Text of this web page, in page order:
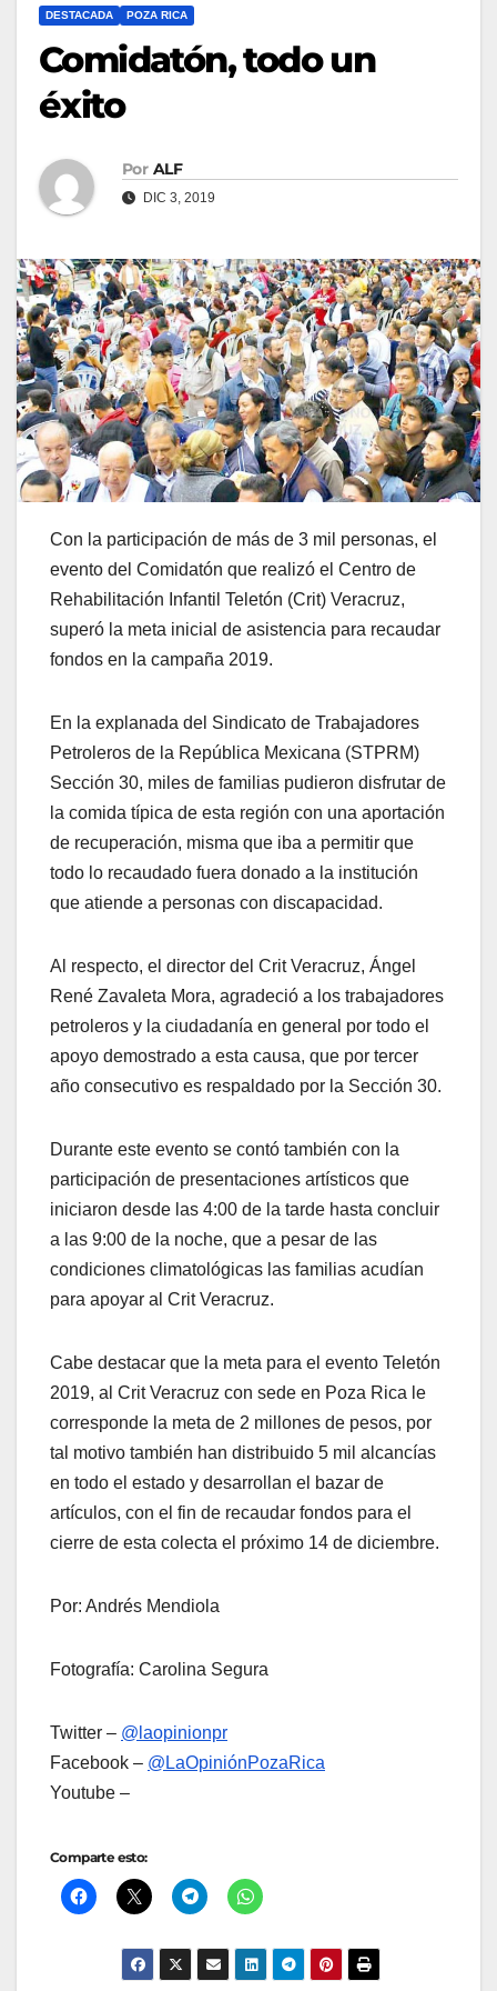
DESTACADA POZA RICA
Comidatón, todo un
éxito
Por ALF
DIC 3, 2019
Con la participación de más de 3 mil personas, el
evento del Comidatón que realizó el Centro de
Rehabilitación Infantil Teletón (Crit) Veracruz,
superó la meta inicial de asistencia para recaudar
fondos en la campaña 2019.
En la explanada del Sindicato de Trabajadores
Petroleros de la República Mexicana (STPRM)
Sección 30, miles de familias pudieron disfrutar de
la comida típica de esta región con una aportación
de recuperación, misma que iba a permitir que
todo lo recaudado fuera donado a la institución
que atiende a personas con discapacidad.
Al respecto, el director del Crit Veracruz, Ángel
René Zavaleta Mora, agradeció a los trabajadores
petroleros y la ciudadanía en general por todo el
apoyo demostrado a esta causa, que por tercer
año consecutivo es respaldado por la Sección 30.
Durante este evento se contó también con la
participación de presentaciones artísticos que
iniciaron desde las 4:00 de la tarde hasta concluir
a las 9:00 de la noche, que a pesar de las
condiciones climatológicas las familias acudían
para apoyar al Crit Veracruz.
Cabe destacar que la meta para el evento Teletón
2019, al Crit Veracruz con sede en Poza Rica le
corresponde la meta de 2 millones de pesos, por
tal motivo también han distribuido 5 mil alcancías
en todo el estado y desarrollan el bazar de
artículos, con el fin de recaudar fondos para el
cierre de esta colecta el próximo 14 de diciembre.
Por: Andrés Mendiola
Fotografía: Carolina Segura
Twitter – @laopinionpr
Facebook – @LaOpiniónPozaRica
Youtube –
Comparte esto: